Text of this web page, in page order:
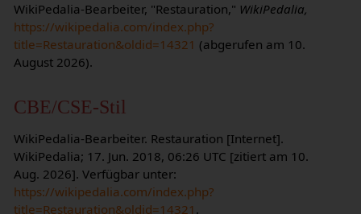
WikiPedalia-Bearbeiter, "Restauration," WikiPedalia,
https://wikipedalia.com/index.php?
title=Restauration&oldid=14321 (abgerufen am 10.
August 2026).
CBE/CSE-Stil
WikiPedalia-Bearbeiter. Restauration [Internet].
WikiPedalia; 17. Jun. 2018, 06:26 UTC [zitiert am 10.
Aug. 2026]. Verfügbar unter:
https://wikipedalia.com/index.php?
title=Restauration&oldid=14321 .